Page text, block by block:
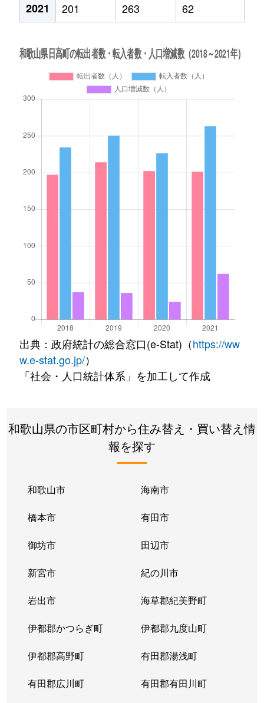
2021
201 263 62
出典：政府統計の総合窓口(e-Stat)（https://ww
w.e-stat.go.jp/）
「社会・人口統計体系」を加工して作成
和歌山県の市区町村から住み替え・買い替え情
報を探す
和歌山市 海南市
橋本市 有田市
御坊市 田辺市
新宮市 紀の川市
岩出市 海草郡紀美野町
伊都郡かつらぎ町 伊都郡九度山町
伊都郡高野町 有田郡湯浅町
有田郡広川町 有田郡有田川町